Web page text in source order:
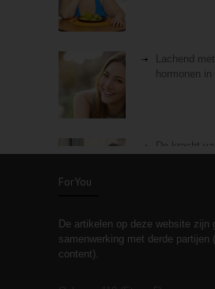
Lachend
hormonen in
De kracht
relaties
ForYou
De artikelen op deze website zijn
samenwerking met derde partijen
content).